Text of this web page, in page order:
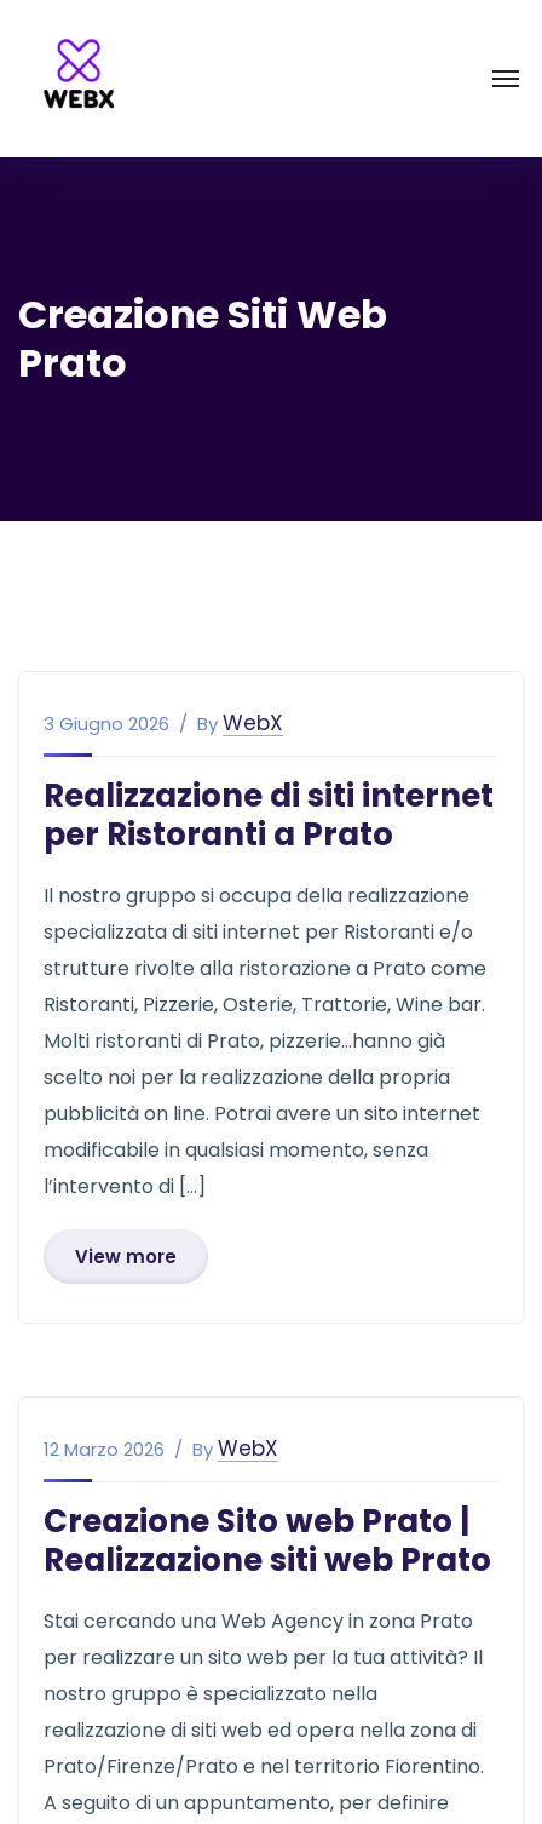
Creazione Siti Web
Prato
3 Giugno 2026 ByWebX
Realizzazione di siti internet
per Ristoranti a Prato
Il nostro gruppo si occupa della realizzazione
specializzata di siti internet per Ristoranti e/o
strutture rivolte alla ristorazione a Prato come
Ristoranti, Pizzerie, Osterie, Trattorie, Wine bar.
Molti ristoranti di Prato, pizzerie…hanno già
scelto noi per la realizzazione della propria
pubblicità on line. Potrai avere un sito internet
modificabile in qualsiasi momento, senza
l’intervento di […]
View more
12 Marzo 2026 ByWebX
Creazione Sito web Prato |
Realizzazione siti web Prato
Stai cercando una Web Agency in zona Prato
per realizzare un sito web per la tua attività? Il
nostro gruppo è specializzato nella
realizzazione di siti web ed opera nella zona di
Prato/Firenze/Prato e nel territorio Fiorentino.
A seguito di un appuntamento, per definire